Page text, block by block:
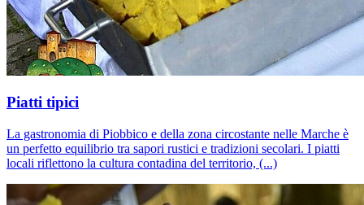
Piatti tipici
La gastronomia di Piobbico e della zona circostante nelle Marche è
un perfetto equilibrio tra sapori rustici e tradizioni secolari. I piatti
locali riflettono la cultura contadina del territorio, (...)